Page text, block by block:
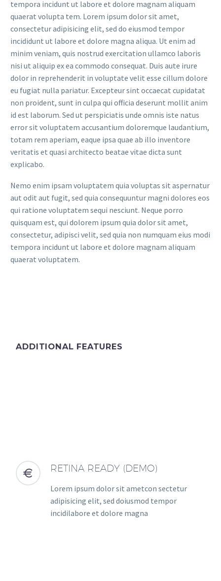
tempora incidunt ut labore et dolore magnam aliquam
quaerat volupta tem. Lorem ipsum dolor sit amet,
consectetur adipisicing elit, sed do eiusmod tempor
incididunt ut labore et dolore magna aliqua. Ut enim ad
minim veniam, quis nostrud exercitation ullamco laboris
nisi ut aliquip ex ea commodo consequat. Duis aute irure
dolor in reprehenderit in voluptate velit esse cillum dolore
eu fugiat nulla pariatur. Excepteur sint occaecat cupidatat
non proident, sunt in culpa qui officia deserunt mollit anim
id est laborum. Sed ut perspiciatis unde omnis iste natus
error sit voluptatem accusantium doloremque laudantium,
totam rem aperiam, eaque ipsa quae ab illo inventore
veritatis et quasi architecto beatae vitae dicta sunt
explicabo.
Nemo enim ipsam voluptatem quia voluptas sit aspernatur
aut odit aut fugit, sed quia consequuntur magni dolores eos
qui ratione voluptatem sequi nesciunt. Neque porro
quisquam est, qui dolorem ipsum quia dolor sit amet,
consectetur, adipisci velit, sed quia non numquam eius modi
tempora incidunt ut labore et dolore magnam aliquam
quaerat voluptatem.
ADDITIONAL FEATURES

 RETINA READY (DEMO)
Lorem ipsum dolor sit ametcon sectetur
adipisicing elit, sed doiusmod tempor
incidilabore et dolore magna